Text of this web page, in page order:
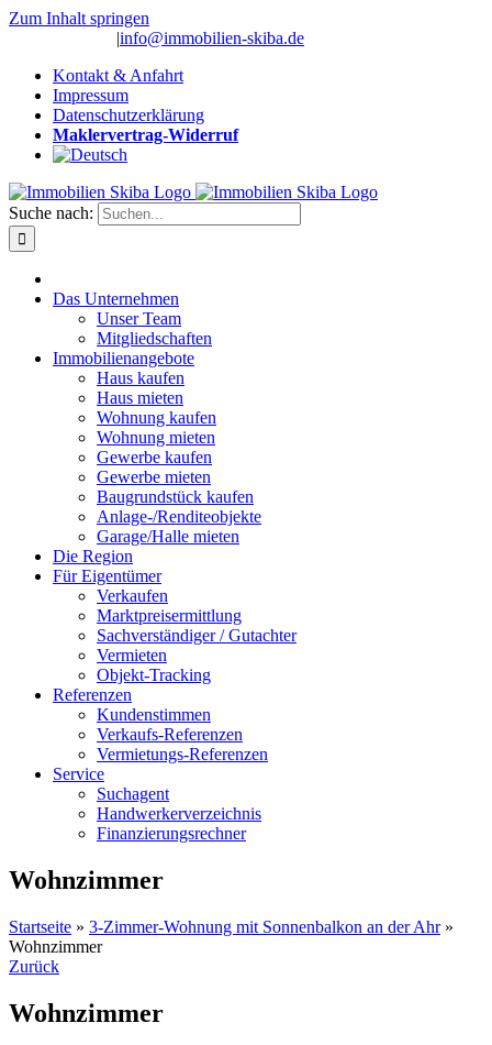
Zum Inhalt springen
|info@immobilien-skiba.de
Kontakt & Anfahrt
Impressum
Datenschutzerklärung
Maklervertrag-Widerruf
Suche nach:
Das Unternehmen
Unser Team
Mitgliedschaften
Immobilienangebote
Haus kaufen
Haus mieten
Wohnung kaufen
Wohnung mieten
Gewerbe kaufen
Gewerbe mieten
Baugrundstück kaufen
Anlage-/Renditeobjekte
Garage/Halle mieten
Die Region
Für Eigentümer
Verkaufen
Marktpreisermittlung
Sachverständiger / Gutachter
Vermieten
Objekt-Tracking
Referenzen
Kundenstimmen
Verkaufs-Referenzen
Vermietungs-Referenzen
Service
Suchagent
Handwerkerverzeichnis
Finanzierungsrechner
Wohnzimmer
Startseite » 3-Zimmer-Wohnung mit Sonnenbalkon an der Ahr»
Wohnzimmer
Zurück
Wohnzimmer